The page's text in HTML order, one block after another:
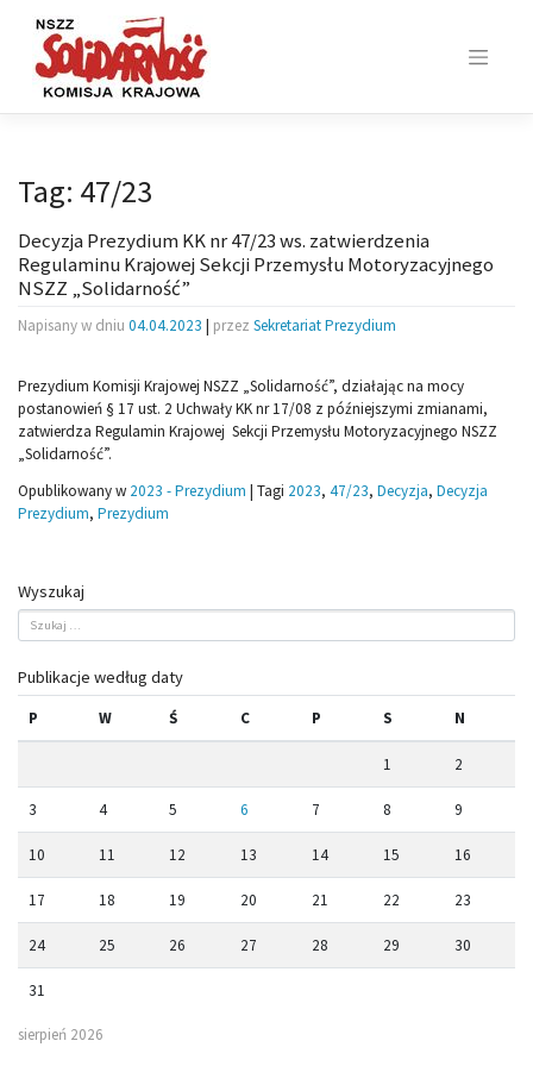
content
Tag: 47/23
Decyzja Prezydium KK nr 47/23 ws. zatwierdzenia
Regulaminu Krajowej Sekcji Przemysłu Motoryzacyjnego
NSZZ „Solidarność”
Napisany w dniu 04.04.2023 | przez Sekretariat Prezydium
Prezydium Komisji Krajowej NSZZ „Solidarność”, działając na mocy
postanowień § 17 ust. 2 Uchwały KK nr 17/08 z późniejszymi zmianami,
zatwierdza Regulamin Krajowej Sekcji Przemysłu Motoryzacyjnego NSZZ
„Solidarność”.
Opublikowany w 2023 - Prezydium | Tagi 2023, 47/23, Decyzja, Decyzja
Prezydium, Prezydium
Wyszukaj
Publikacje według daty
sierpień 2026
P W Ś C P S N
1 2
3 4 5 6 7 8 9
10 11 12 13 14 15 16
17 18 19 20 21 22 23
24 25 26 27 28 29 30
31